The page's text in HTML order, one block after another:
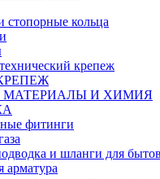
кольца
крепеж
КРЕПЕЖ
МАТЕРИАЛЫ И ХИМИЯ
фитинги
и шланги для
арматура